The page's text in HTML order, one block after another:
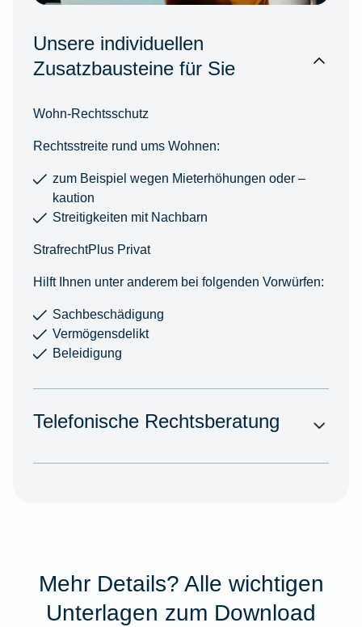
Unsere individuellen
Zusatzbausteine für Sie
Wohn-Rechtsschutz
Rechtsstreite rund ums Wohnen:
zum Beispiel wegen Mieterhöhungen oder –
kaution
Streitigkeiten mit Nachbarn
StrafrechtPlus Privat
Hilft Ihnen unter anderem bei folgenden Vorwürfen:
Sachbeschädigung
Vermögensdelikt
Beleidigung
Telefonische Rechtsberatung
Mehr Details? Alle wichtigen
Unterlagen zum Download